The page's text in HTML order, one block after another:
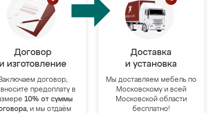
Договор
и изготовление
договор,
предоплату в
10% от суммы
, и мы отдаём
Доставка
и установка
Мы доставляем мебель по
Московскому и всей
Московской области
бесплатно!